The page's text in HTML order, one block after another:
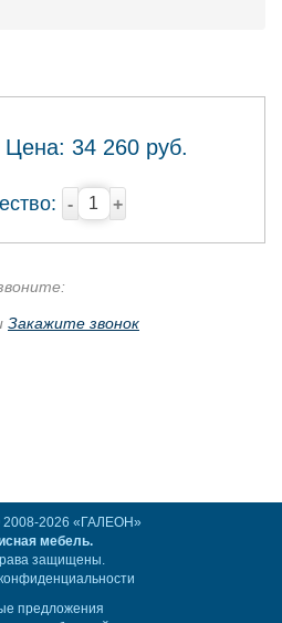
34 260руб.
- +
Закажите звонок
2008-2026 «ГАЛЕОН»
мебель.
защищены.
предложения